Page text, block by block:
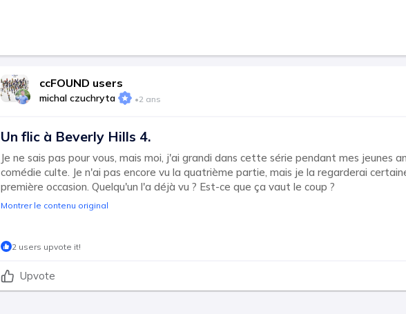
ccFOUND users
michal czuchryta •2 ans
Un flic à Beverly Hills 4.
Je ne sais pas pour vous, mais moi, j'ai grandi dans cette série pendant mes jeunes
comédie culte. Je n'ai pas encore vu la quatrième partie, mais je la regarderai
première occasion. Quelqu'un l'a déjà vu ? Est-ce que ça vaut le coup ?
Montrer le contenu original
2 users upvote it!
Upvote